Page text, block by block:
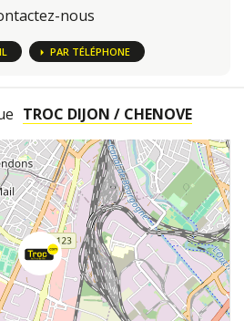
nous
PAR TÉLÉPHONE
TROC DIJON / CHENOVE